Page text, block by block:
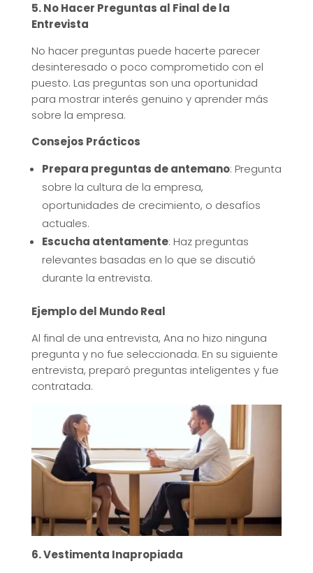
5. No Hacer Preguntas al Final de la
Entrevista
No hacer preguntas puede hacerte parecer
desinteresado o poco comprometido con el
puesto. Las preguntas son una oportunidad
para mostrar interés genuino y aprender más
sobre la empresa.
Consejos Prácticos
Prepara preguntas de antemano: Pregunta
sobre la cultura de la empresa,
oportunidades de crecimiento, o desafíos
actuales.
Escucha atentamente: Haz preguntas
relevantes basadas en lo que se discutió
durante la entrevista.
Ejemplo del Mundo Real
Al final de una entrevista, Ana no hizo ninguna
pregunta y no fue seleccionada. En su siguiente
entrevista, preparó preguntas inteligentes y fue
contratada.
6. Vestimenta Inapropiada